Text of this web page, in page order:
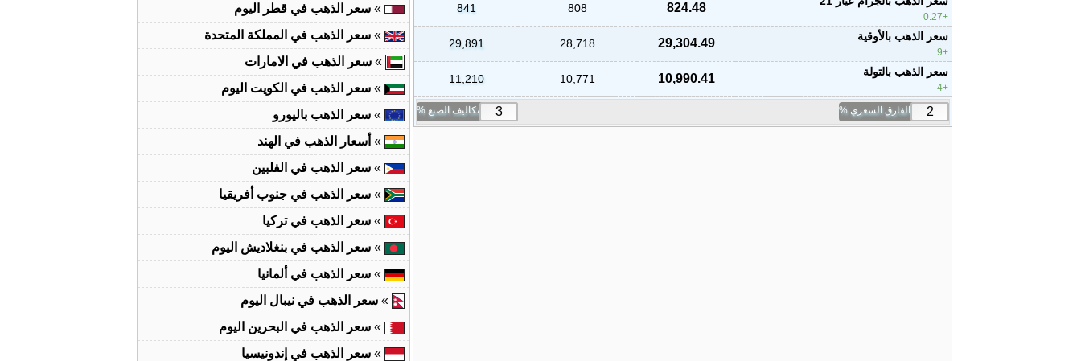
0.27
824.48
808
841
سعر الذهب بالأوقية
9
29,304.49
28,718
29,891
سعر الذهب بالتولة
4
10,990.41
10,771
11,210
الفارق السعري % تكاليف الصنع %
» سعر الذهب في قطر اليوم
» سعر الذهب في المملكة المتحدة
» سعر الذهب في الامارات
» سعر الذهب في الكويت اليوم
» سعر الذهب باليورو
» أسعار الذهب في الهند
» سعر الذهب في الفلبين
» سعر الذهب في جنوب أفريقيا
» سعر الذهب في تركيا
» سعر الذهب في بنغلاديش اليوم
» سعر الذهب في ألمانيا
» سعر الذهب في نيبال اليوم
» سعر الذهب في البحرين اليوم
» سعر الذهب في إندونيسيا